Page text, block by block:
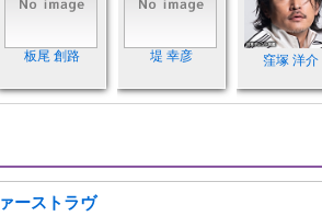
板尾 創路 堤 幸彦 窪塚 洋介
ーストラヴ